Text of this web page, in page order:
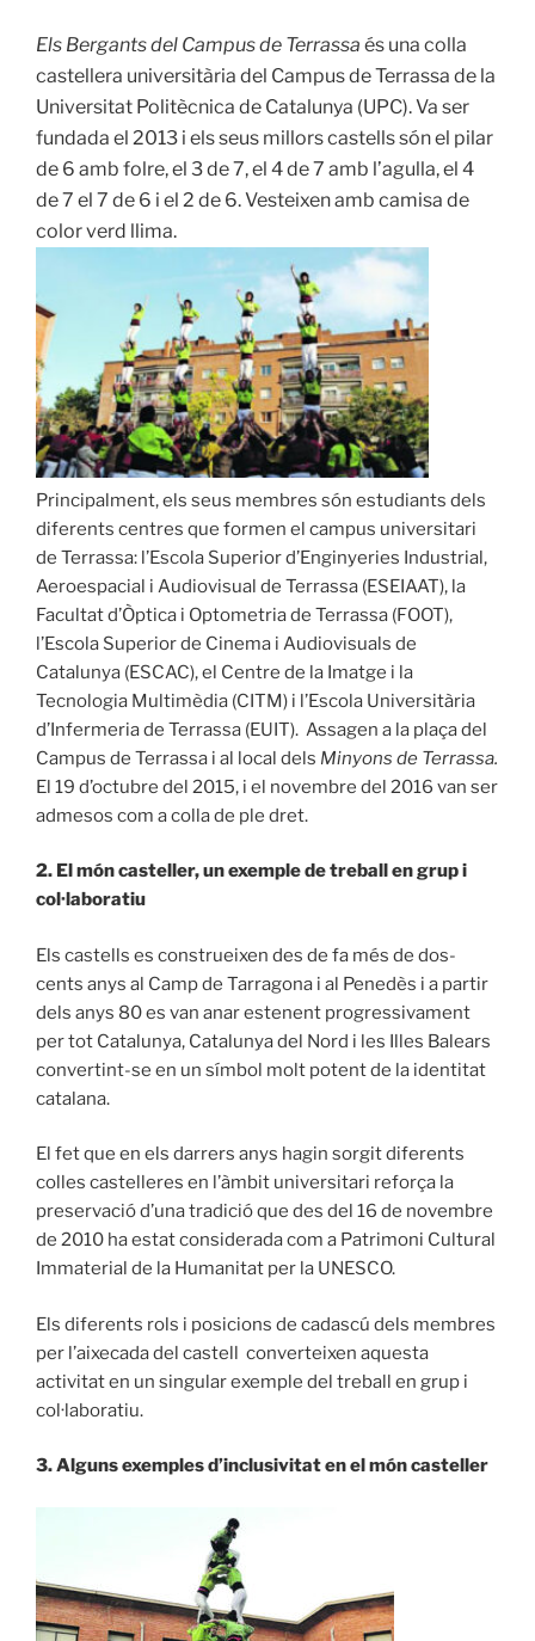
Els Bergants del Campus de Terrassa és una colla
castellera universitària del Campus de Terrassa de la
Universitat Politècnica de Catalunya (UPC). Va ser
fundada el 2013 i els seus millors castells són el pilar
de 6 amb folre, el 3 de 7, el 4 de 7 amb l’agulla, el 4
de 7 el 7 de 6 i el 2 de 6. Vesteixen amb camisa de
color verd llima.
Principalment, els seus membres són estudiants dels
diferents centres que formen el campus universitari
de Terrassa: l’Escola Superior d’Enginyeries Industrial,
Aeroespacial i Audiovisual de Terrassa (ESEIAAT), la
Facultat d’Òptica i Optometria de Terrassa (FOOT),
l’Escola Superior de Cinema i Audiovisuals de
Catalunya (ESCAC), el Centre de la Imatge i la
Tecnologia Multimèdia (CITM) i l’Escola Universitària
d’Infermeria de Terrassa (EUIT). Assagen a la plaça del
Campus de Terrassa i al local dels Minyons de Terrassa.
El 19 d’octubre del 2015, i el novembre del 2016 van ser
admesos com a colla de ple dret.
2. El món casteller, un exemple de treball en grup i
col·laboratiu
Els castells es construeixen des de fa més de dos-
cents anys al Camp de Tarragona i al Penedès i a partir
dels anys 80 es van anar estenent progressivament
per tot Catalunya, Catalunya del Nord i les Illes Balears
convertint-se en un símbol molt potent de la identitat
catalana.
El fet que en els darrers anys hagin sorgit diferents
colles castelleres en l’àmbit universitari reforça la
preservació d’una tradició que des del 16 de novembre
de 2010 ha estat considerada com a Patrimoni Cultural
Immaterial de la Humanitat per la UNESCO.
Els diferents rols i posicions de cadascú dels membres
per l’aixecada del castell converteixen aquesta
activitat en un singular exemple del treball en grup i
col·laboratiu.
3. Alguns exemples d’inclusivitat en el món casteller